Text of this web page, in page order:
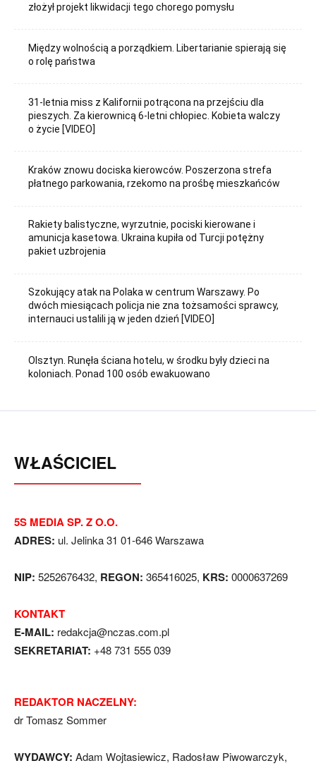
złożył projekt likwidacji tego chorego pomysłu
Między wolnością a porządkiem. Libertarianie spierają się
o rolę państwa
31-letnia miss z Kalifornii potrącona na przejściu dla
pieszych. Za kierownicą 6-letni chłopiec. Kobieta walczy
o życie [VIDEO]
Kraków znowu dociska kierowców. Poszerzona strefa
płatnego parkowania, rzekomo na prośbę mieszkańców
Rakiety balistyczne, wyrzutnie, pociski kierowane i
amunicja kasetowa. Ukraina kupiła od Turcji potężny
pakiet uzbrojenia
Szokujący atak na Polaka w centrum Warszawy. Po
dwóch miesiącach policja nie zna tożsamości sprawcy,
internauci ustalili ją w jeden dzień [VIDEO]
Olsztyn. Runęła ściana hotelu, w środku były dzieci na
koloniach. Ponad 100 osób ewakuowano
WŁAŚCICIEL
5S MEDIA SP. Z O.O.
ADRES: ul. Jelinka 31 01-646 Warszawa
NIP: 5252676432, REGON: 365416025, KRS: 0000637269
KONTAKT
E-MAIL: redakcja@nczas.com.pl
SEKRETARIAT: +48 731 555 039
REDAKTOR NACZELNY:
dr Tomasz Sommer
WYDAWCY: Adam Wojtasiewicz, Radosław Piwowarczyk,